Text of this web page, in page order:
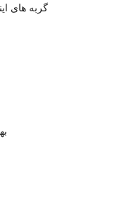
10 گربه های